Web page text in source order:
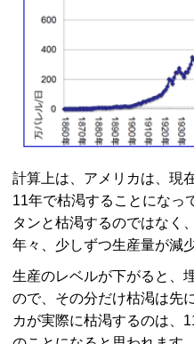
計算上は、アメリカは、現
11年で枯渇することになっ
タンと枯渇するのではなく
年々、少しずつ生産量が減
生産のレベルが下がると、
ので、その分だけ枯渇は先
カが実際に枯渇するのは、